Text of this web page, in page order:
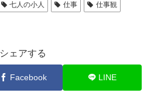
七人の小人 仕事
仕事観
シェアする
Facebook LINE